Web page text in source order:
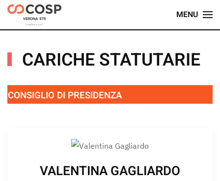
Skip
main
content
MENU
CARICHE STATUTARIE
CONSIGLIO DI PRESIDENZA
VALENTINA GAGLIARDO